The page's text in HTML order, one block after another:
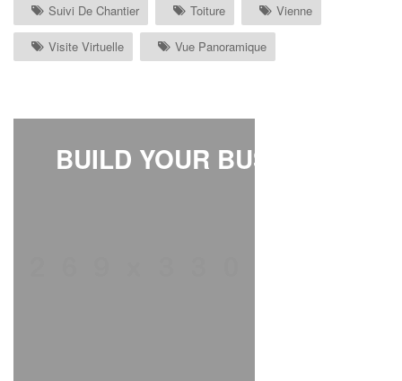
Suivi De Chantier Toiture Vienne
Visite Virtuelle Vue Panoramique
BUILD YOUR BUSINESS